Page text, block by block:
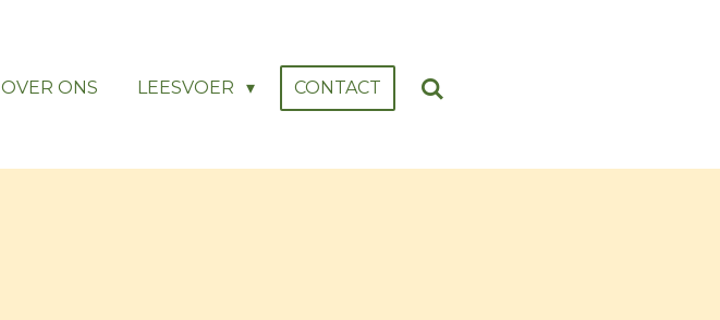
OVER ONS LEESVOER CONTACT